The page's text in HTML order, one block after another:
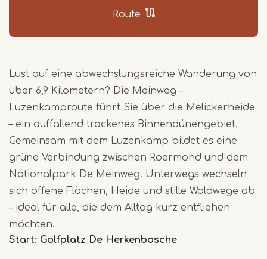
Route
Lust auf eine abwechslungsreiche Wanderung von
über 6,9 Kilometern? Die Meinweg –
Luzenkamproute führt Sie über die Melickerheide
– ein auffallend trockenes Binnendünengebiet.
Gemeinsam mit dem Luzenkamp bildet es eine
grüne Verbindung zwischen Roermond und dem
Nationalpark De Meinweg. Unterwegs wechseln
sich offene Flächen, Heide und stille Waldwege ab
– ideal für alle, die dem Alltag kurz entfliehen
möchten.
Start: Golfplatz De Herkenbosche